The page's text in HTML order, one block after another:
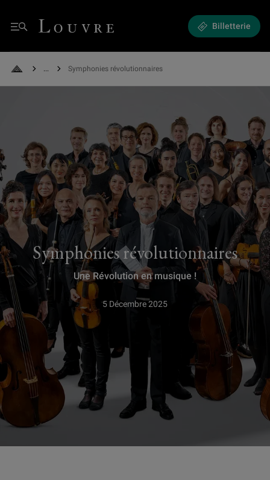
Menu
Louvre - Retour à l'accueil Billetterie
Retour à l'accueil
See all breadcrumbs
Symphonies révolutionnaires
Symphonies révolutionnaires
Une Révolution en musique !
5 Décembre 2025